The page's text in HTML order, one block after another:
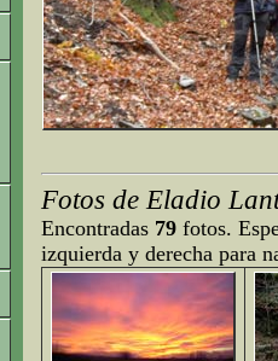
Fotos de Eladio
Encontradas 79 fotos.
izquierda y derecha para